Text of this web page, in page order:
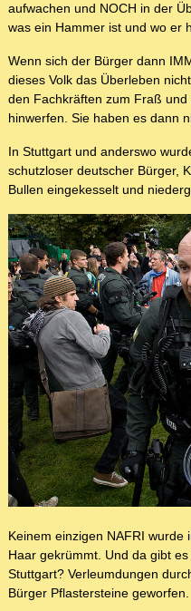
aufwachen und NOCH in der
was ein Hammer ist und wo er
Wenn sich der Bürger dann
dieses Volk das Überleben
den Fachkräften zum Fraß
hinwerfen. Sie haben es dann
In Stuttgart und anderswo
schutzloser deutscher Bürger,
Bullen eingekesselt und
Keinem einzigen NAFRI
Haar gekrümmt. Und da gibt
Stuttgart? Verleumdungen
Bürger Pflastersteine geworfen.